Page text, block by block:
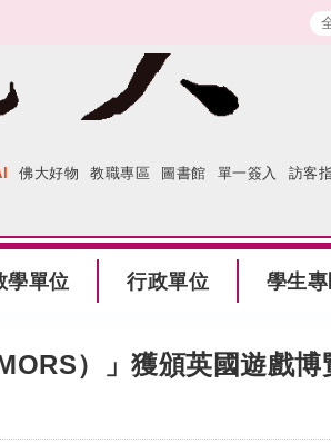
佛大好物 教職專區 圖書館 單一簽入 訪客
學單位 行政單位 學生
）」獲頒英國遊戲博